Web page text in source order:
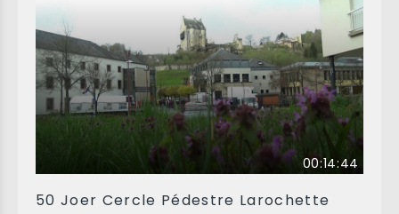
00:14:44
50 Joer Cercle Pédestre Larochette